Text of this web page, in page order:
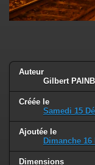
Auteur
Gilbert
Créée le
Samedi 15
Ajoutée le
Dimanche 16
Dimensions